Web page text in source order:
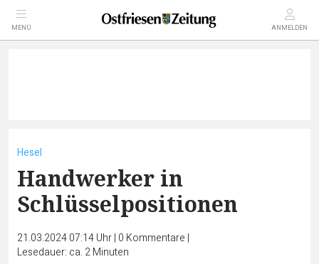
MENÜ ANMELDEN
Hesel
Handwerker in
Schlüsselpositionen
21.03.2024 07:14 Uhr| 0 Kommentare |
Lesedauer: ca. 2 Minuten